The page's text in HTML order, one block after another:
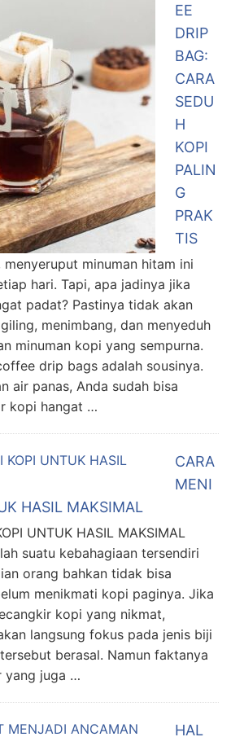
EE
DRIP
BAG:
CARA
SEDU
H
KOPI
PALIN
G
PRAK
TIS
minuman hitam ini
hari. Tapi, apa jadinya jika
padat? Pastinya tidak akan
menimbang, dan menyeduh
minuman kopi yang sempurna.
drip bags adalah sousinya.
air panas, Anda sudah bisa
kopi hangat …
CARA
MENI
HASIL MAKSIMAL
UNTUK HASIL MAKSIMAL
suatu kebahagiaan tersendiri
orang bahkan tidak bisa
menikmati kopi paginya. Jika
kopi yang nikmat,
langsung fokus pada jenis biji
berasal. Namun faktanya
yang juga …
HAL